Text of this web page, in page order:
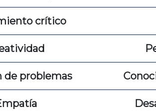
crítico
de problemas